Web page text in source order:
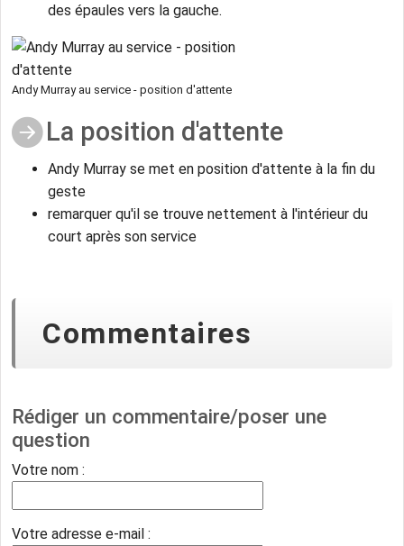
des épaules vers la gauche.
Andy Murray au service - position d'attente
La position d'attente
Andy Murray se met en position d'attente à la fin du
geste
remarquer qu'il se trouve nettement à l'intérieur du
court après son service
Commentaires
Rédiger un commentaire/poser une
question
Votre nom :
Votre adresse e-mail :